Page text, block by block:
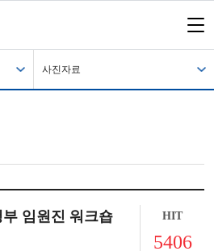
사진자료
부 임원진 워크숍 HIT
5406